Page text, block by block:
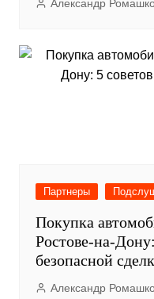
Александр
Партнеры
Покупка
Ростове-на-
безопасной
Александр